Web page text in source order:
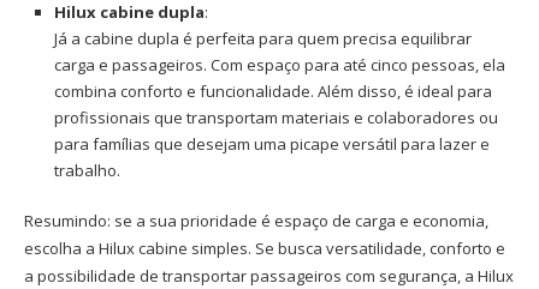
Hilux cabine dupla:
Já a cabine dupla é perfeita para quem precisa equilibrar
carga e passageiros. Com espaço para até cinco pessoas, ela
combina conforto e funcionalidade. Além disso, é ideal para
profissionais que transportam materiais e colaboradores ou
para famílias que desejam uma picape versátil para lazer e
trabalho.
Resumindo: se a sua prioridade é espaço de carga e economia,
escolha a Hilux cabine simples. Se busca versatilidade, conforto e
a possibilidade de transportar passageiros com segurança, a Hilux